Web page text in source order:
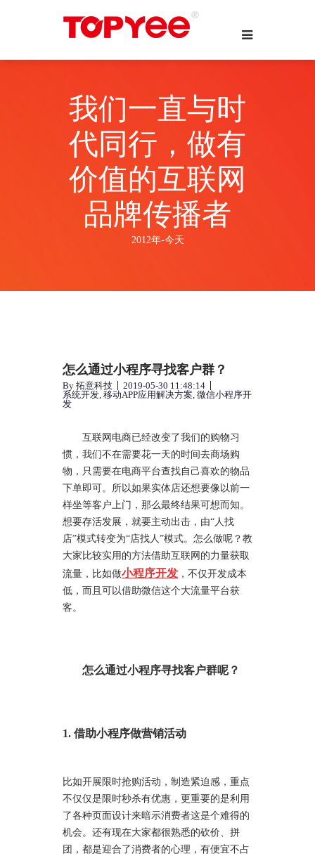
我们一直与时
代同行，做有
价值的互联网
品牌传播者
2012年-今天
怎么通过小程序寻找客户群？
By 拓意科技
2019-05-30 11:48:14
系统开发, 移动APP应用解决方案, 微信小程序开
发
互联网电商已经改变了我们的购物习
惯，我们不在需要花一天的时间去商场购
物，只需要在电商平台查找自己喜欢的物品
下单即可。所以如果实体店还想要像以前一
样坐等客户上门，那么最终结果可想而知。
想要存活发展，就要主动出击，由“人找
店”模式转变为“店找人”模式。怎么做呢？教
大家比较实用的方法借助互联网的力量获取
流量，比如做小程序开发 ，不仅开发成本
低，而且可以借助微信这个大流量平台获
客。
怎么通过小程序寻找客户群呢？
1. 借助小程序做营销活动
比如开展限时抢购活动，制造紧迫感，重点
不仅仅是限时秒杀有优惠，更重要的是利用
了各种页面设计来暗示消费者这是个难得的
机会。还有现在大家都很熟悉的砍价、拼
团，都是迎合了消费者的心理，有便宜不占